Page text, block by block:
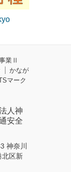
業Ⅱ
かなが
マーク
人神
安全
神奈川
北区新